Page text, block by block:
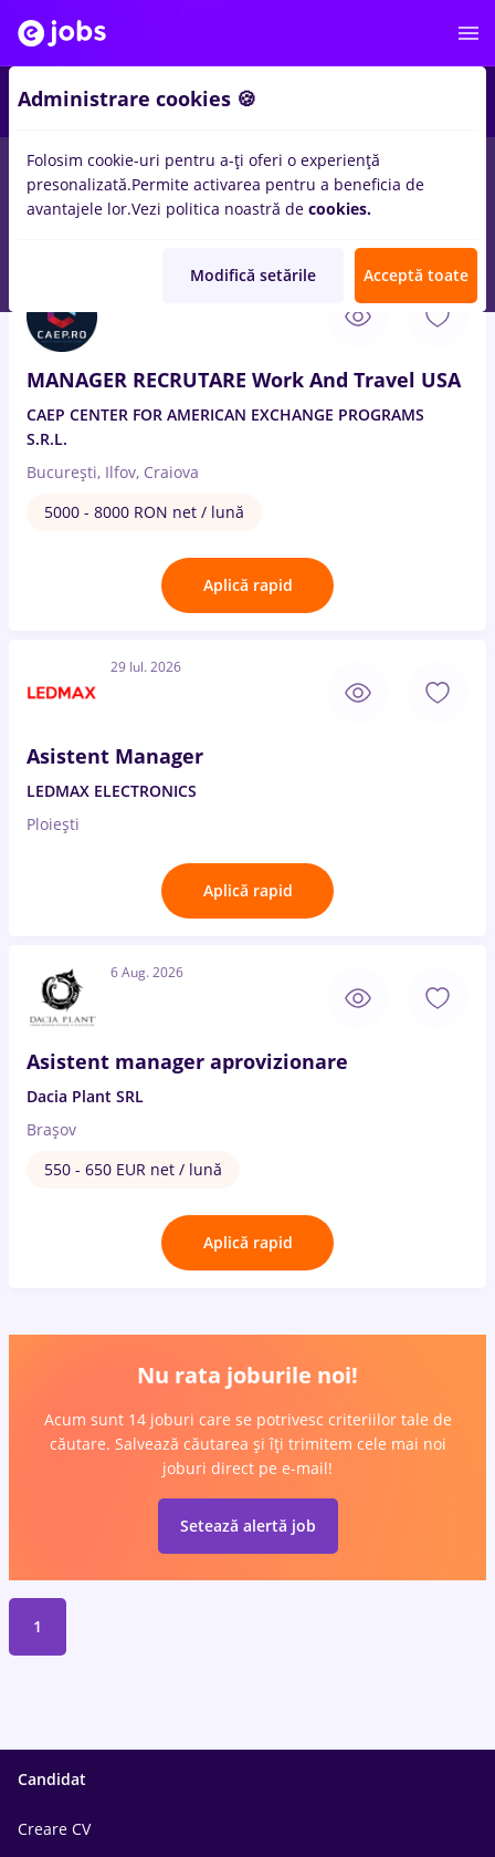
Salarii Remote (de acasă) București Cluj-
MANAGER RECRUTARE Work And Travel USA
CAEP CENTER FOR AMERICAN EXCHANGE PROGRAMS
S.R.L.
București, Ilfov, Craiova
5000 - 8000 RON net / lună
Aplică rapid
29 Iul. 2026
Asistent Manager
LEDMAX ELECTRONICS
Ploiești
Aplică rapid
6 Aug. 2026
Asistent manager aprovizionare
Dacia Plant SRL
Brașov
550 - 650 EUR net / lună
Aplică rapid
Nu rata joburile noi!
Acum sunt 14 joburi care se potrivesc criteriilor tale de
căutare. Salvează căutarea și îți trimitem cele mai noi
joburi direct pe e-mail!
Setează alertă job
1
Candidat
Creare CV
Administrare cookies 🍪
Folosim cookie-uri pentru a-ți oferi o experiență
presonalizată.Permite activarea pentru a beneficia de
avantajele lor.Vezi politica noastră de cookies.
Modifică setările Acceptă toate